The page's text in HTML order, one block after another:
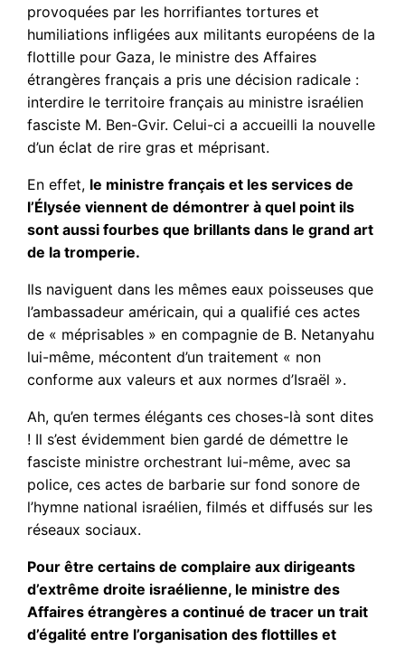
provoquées par les horrifiantes tortures et
humiliations infligées aux militants européens de la
flottille pour Gaza, le ministre des Affaires
étrangères français a pris une décision radicale :
interdire le territoire français au ministre israélien
fasciste M. Ben-Gvir. Celui-ci a accueilli la nouvelle
d’un éclat de rire gras et méprisant.
En effet, le ministre français et les services de
l’Élysée viennent de démontrer à quel point ils
sont aussi fourbes que brillants dans le grand art
de la tromperie.
Ils naviguent dans les mêmes eaux poisseuses que
l’ambassadeur américain, qui a qualifié ces actes
de « méprisables » en compagnie de B. Netanyahu
lui-même, mécontent d’un traitement « non
conforme aux valeurs et aux normes d’Israël ».
Ah, qu’en termes élégants ces choses-là sont dites
! Il s’est évidemment bien gardé de démettre le
fasciste ministre orchestrant lui-même, avec sa
police, ces actes de barbarie sur fond sonore de
l’hymne national israélien, filmés et diffusés sur les
réseaux sociaux.
Pour être certains de complaire aux dirigeants
d’extrême droite israélienne, le ministre des
Affaires étrangères a continué de tracer un trait
d’égalité entre l’organisation des flottilles et